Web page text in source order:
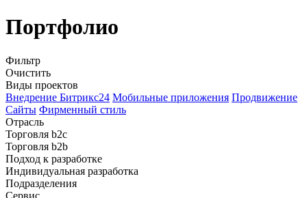
Портфолио
Фильтр
Очистить
Виды проектов
Внедрение Битрикс24 Мобильные приложения Продвижение
Сайты Фирменный стиль
Отрасль
Торговля b2c
Торговля b2b
Подход к разработке
Индивидуальная разработка
Подразделения
Сервис